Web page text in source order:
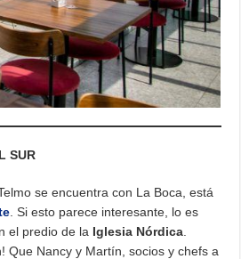
SUR
se encuentra con La Boca, está
. Si esto parece interesante, lo es
el predio de la Iglesia Nórdica
Que Nancy y Martín, socios y chefs a